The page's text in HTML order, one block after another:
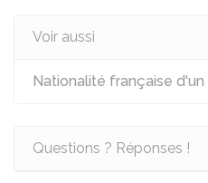
Voir aussi
Nationalité française
Questions ? Réponses !